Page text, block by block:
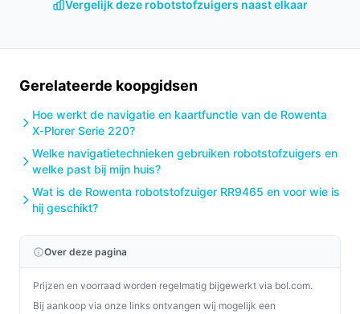
bij jouw behoeften!
Vergelijk deze robotstofzuigers naast elkaar
Gerelateerde koopgidsen
Hoe werkt de navigatie en kaartfunctie van de Rowenta
X‑Plorer Serie 220?
Welke navigatietechnieken gebruiken robotstofzuigers en
welke past bij mijn huis?
Wat is de Rowenta robotstofzuiger RR9465 en voor wie is
hij geschikt?
Over deze pagina
Prijzen en voorraad worden regelmatig bijgewerkt via bol.com.
Bij aankoop via onze links ontvangen wij mogelijk een